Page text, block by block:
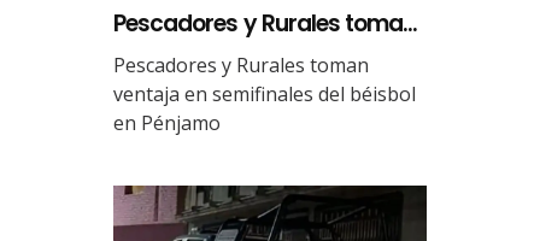
Pescadores y Rurales toma...
Pescadores y Rurales toman
ventaja en semifinales del béisbol
en Pénjamo